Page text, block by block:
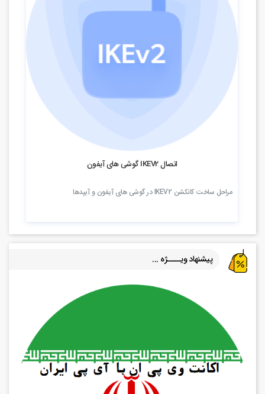
اتصال IKEV2 گوشی های آیفون
مراحل ساخت کانکشن IKEV2 در گوشی های آیفون و آیپدها
پیشنهاد ویــــژه ...